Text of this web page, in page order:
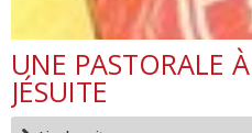
UNE PASTORALE
JÉSUITE